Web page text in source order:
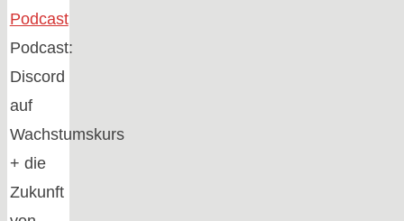
Podcast
Podcast:
Discord
auf
Wachstumskurs
+ die
Zukunft